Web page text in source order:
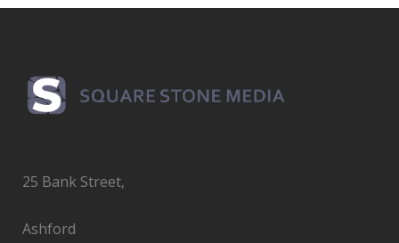
25 Bank Street,
Ashford